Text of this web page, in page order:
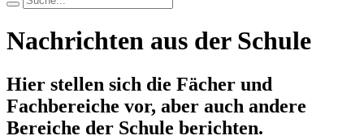
Nachrichten aus der Schule
Hier stellen sich die Fächer und
Fachbereiche vor, aber auch andere
Bereiche der Schule berichten.